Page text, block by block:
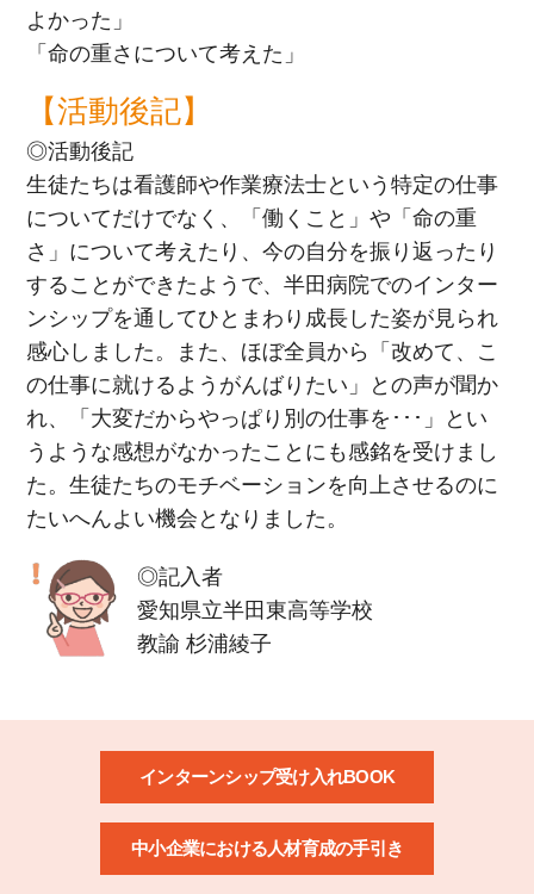
よかった」
「命の重さについて考えた」
【活動後記】
◎活動後記
生徒たちは看護師や作業療法士という特定の仕事
についてだけでなく、「働くこと」や「命の重
さ」について考えたり、今の自分を振り返ったり
することができたようで、半田病院でのインター
ンシップを通してひとまわり成長した姿が見られ
感心しました。また、ほぼ全員から「改めて、こ
の仕事に就けるようがんばりたい」との声が聞か
れ、「大変だからやっぱり別の仕事を･･･」とい
うような感想がなかったことにも感銘を受けまし
た。生徒たちのモチベーションを向上させるのに
たいへんよい機会となりました。
◎記入者
愛知県立半田東高等学校
教諭 杉浦綾子
インターンシップ受け入れBOOK
中小企業における人材育成の手引き